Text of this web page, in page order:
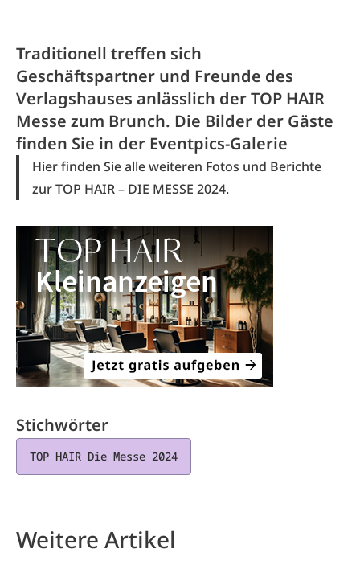
Traditionell treffen sich
Geschäftspartner und Freunde des
Verlagshauses anlässlich der TOP HAIR
Messe zum Brunch. Die Bilder der Gäste
finden Sie in der Eventpics-Galerie
Hier finden Sie alle weiteren Fotos und Berichte
zur TOP HAIR – DIE MESSE 2024.
Stichwörter
TOP HAIR Die Messe 2024
Weitere Artikel